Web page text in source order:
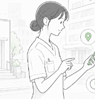
この周
クリニック
Art Lounge Clinic
一般社団法人Artbase
最寄り
六本木一丁目駅周
診療科 美容皮膚科